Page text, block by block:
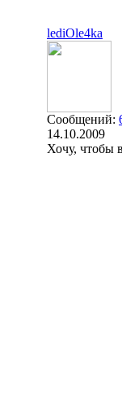
lediOle4ka
Сообщений:
14.10.2009
Хочу, чтобы